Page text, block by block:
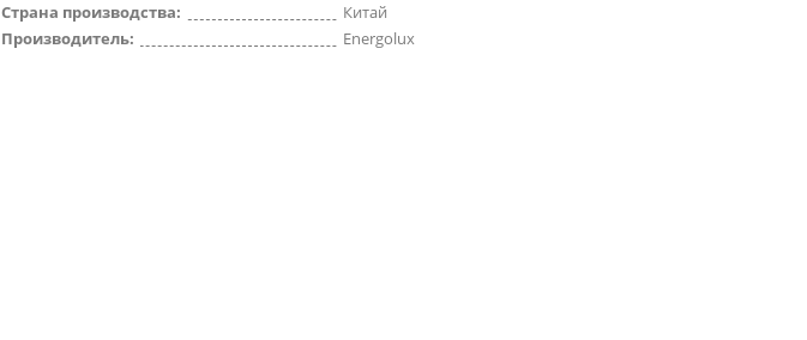
Страна производства:
Китай
Производитель:
Energolux